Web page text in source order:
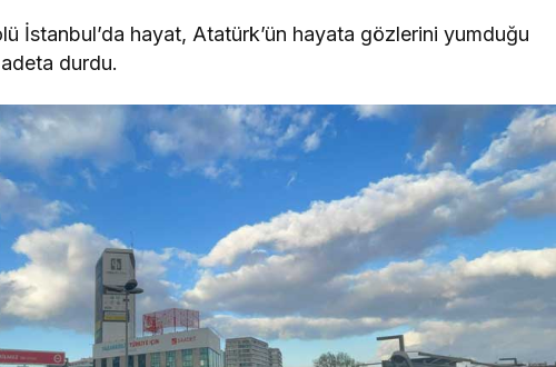
İstanbul’da hayat, Atatürk’ün hayata gözlerini yumduğu
durdu.